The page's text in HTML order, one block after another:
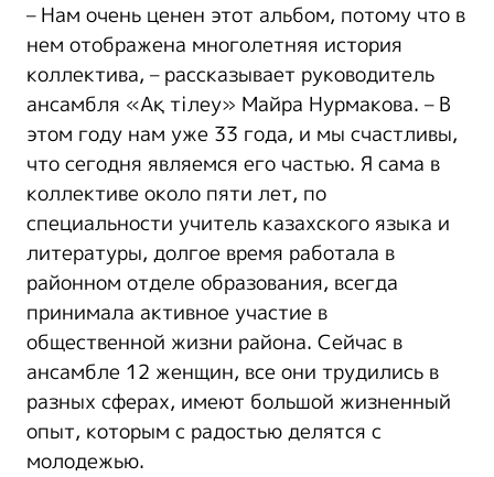
– Нам очень ценен этот альбом, потому что в
нем отображена многолетняя история
коллектива, – рассказывает руководитель
ансамбля «Ақ тілеу» Майра Нурмакова. – В
этом году нам уже 33 года, и мы счастливы,
что сегодня являемся его частью. Я сама в
коллективе около пяти лет, по
специальности учитель казахского языка и
литературы, долгое время работала в
районном отделе образования, всегда
принимала активное участие в
общественной жизни района. Сейчас в
ансамбле 12 женщин, все они трудились в
разных сферах, имеют большой жизненный
опыт, которым с радостью делятся с
молодежью.